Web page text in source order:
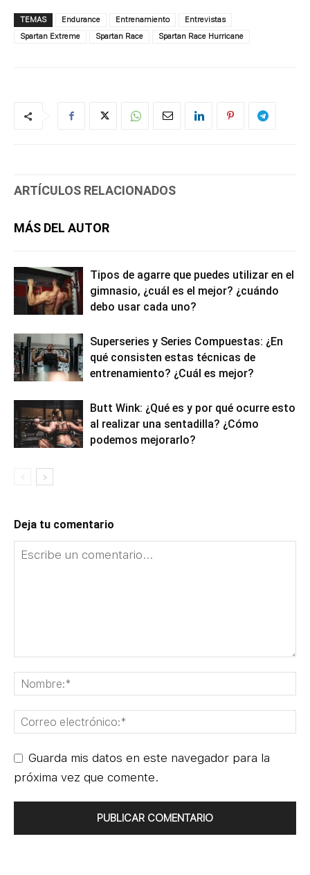
TEMAS Endurance Entrenamiento
Entrevistas
Spartan Extreme
Spartan Race Spartan Race Hurricane
ARTÍCULOS RELACIONADOS
MÁS DEL AUTOR
Tipos de agarre que puedes utilizar en el
gimnasio, ¿cuál es el mejor? ¿cuándo
debo usar cada uno?
Superseries y Series Compuestas: ¿En
qué consisten estas técnicas de
entrenamiento? ¿Cuál es mejor?
Butt Wink: ¿Qué es y por qué ocurre esto
al realizar una sentadilla? ¿Cómo
podemos mejorarlo?
Deja tu comentario
Guarda mis datos en este navegador para la
próxima vez que comente.